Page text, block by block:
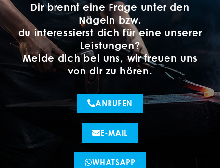
Dir brennt eine Frage unter den
Nägeln bzw.
du interessierst dich für eine unserer
Leistungen?
Melde dich bei uns, wir freuen uns
von dir zu hören.
ANRUFEN
E-MAIL
WHATSAPP